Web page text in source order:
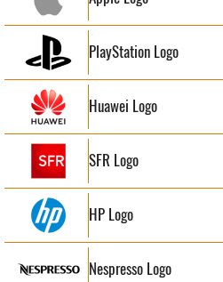
PlayStation Logo
Huawei Logo
SFR Logo
HP Logo
Nespresso Logo